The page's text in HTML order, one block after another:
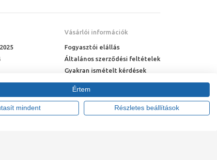
Vásárlói információk
Fogyasztói elállás
Általános szerződési feltételek
Gyakran ismételt kérdések
Online rendelés menete
Fizetési feltételek
Értem
mindent Részletes beállítások